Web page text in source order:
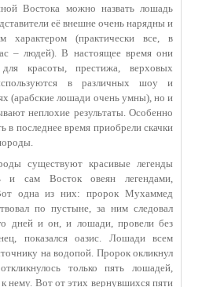
Востока можно назвать лошадь
её внешне очень нарядны и
характером (практически все, в
– людей). В настоящее время они
красоты, престижа, верховых
в различных шоу и
(арабские лошади очень умны), но и
неплохие результаты. Особенно
в последнее время приобрели скачки
существуют красивые легенды
и сам Восток овеян легендами,
одна из них: пророк Мухаммед
по пустыне, за ним следовал
дней и он, и лошади, провели без
показался оазис. Лошади всем
на водопой. Пророк окликнул
только пять лошадей,
нему. Вот от этих вернувшихся пяти